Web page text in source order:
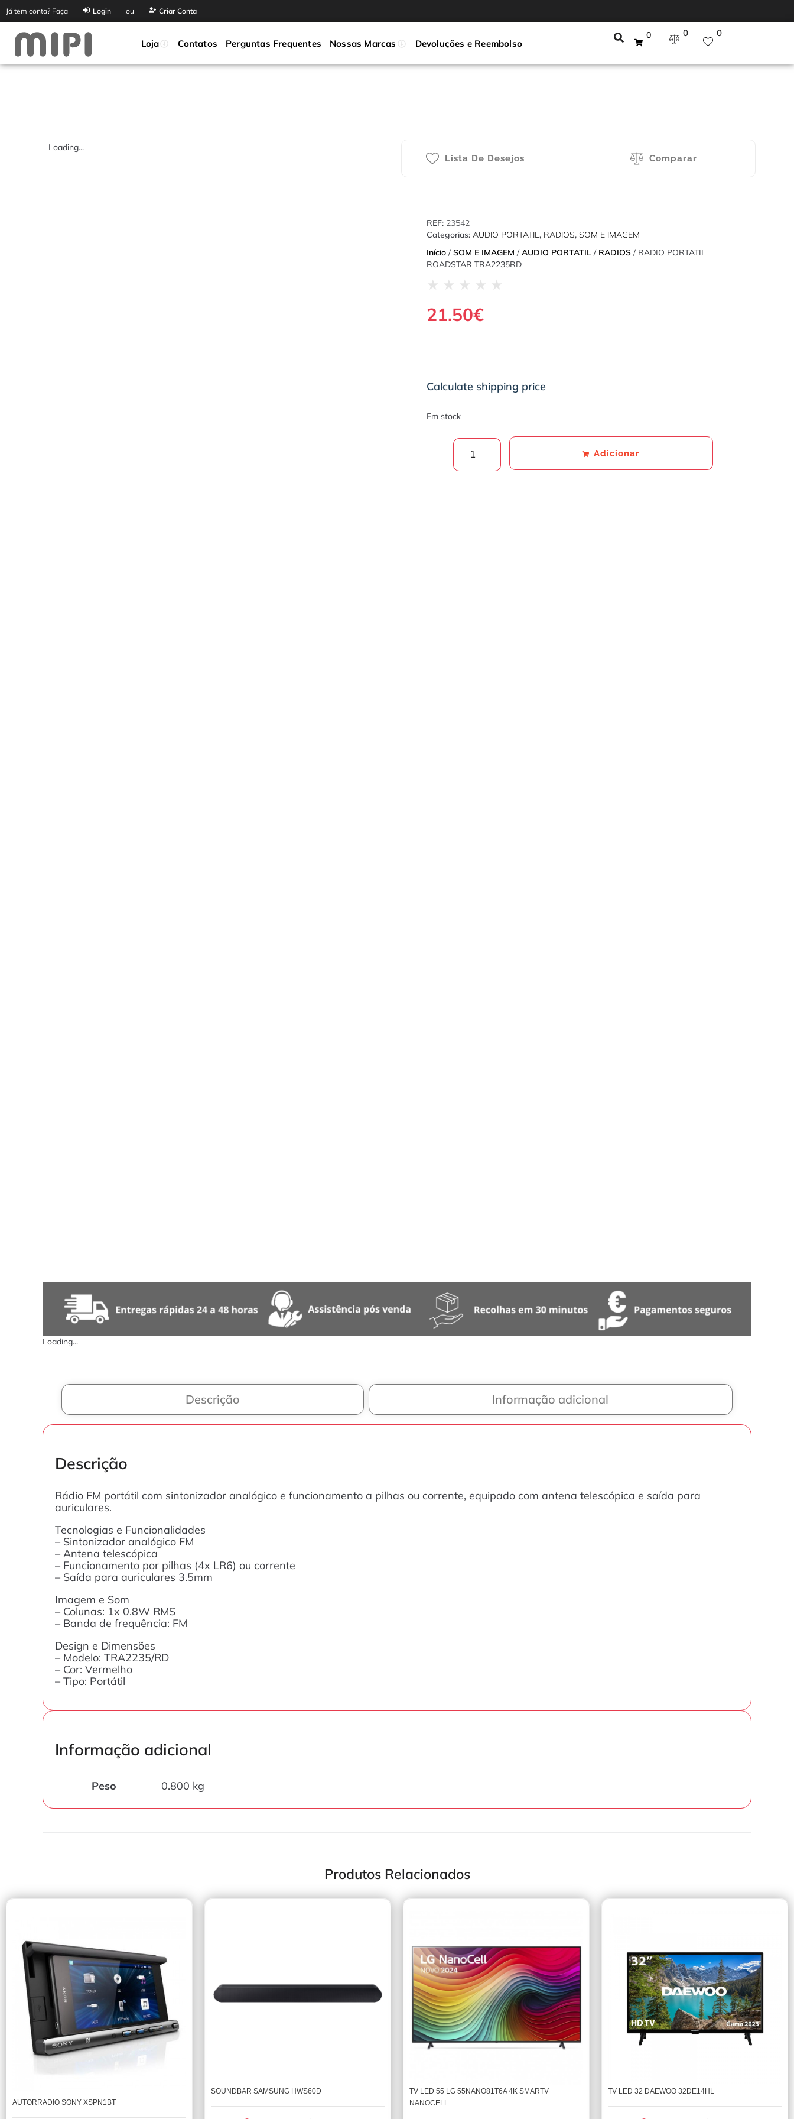
Já tem conta? Faça Login ou Criar Conta
Loja Contatos Perguntas Frequentes Nossas Marcas Devoluções e Reembolso
0 0 0
Loading...
Lista De Desejos
Comparar
REF: 23542
Categorias: AUDIO PORTATIL, RADIOS, SOM E IMAGEM
Início / SOM E IMAGEM / AUDIO PORTATIL / RADIOS / RADIO PORTATIL
ROADSTAR TRA2235RD
★ ★ ★ ★ ★
21.50€
Calculate shipping price
Em stock
Adicionar
Loading...
Descrição Informação adicional
Descrição
Rádio FM portátil com sintonizador analógico e funcionamento a pilhas ou corrente, equipado com antena telescópica e saída para
auriculares.
Tecnologias e Funcionalidades
– Sintonizador analógico FM
– Antena telescópica
– Funcionamento por pilhas (4x LR6) ou corrente
– Saída para auriculares 3.5mm
Imagem e Som
– Colunas: 1x 0.8W RMS
– Banda de frequência: FM
Design e Dimensões
– Modelo: TRA2235/RD
– Cor: Vermelho
– Tipo: Portátil
Informação adicional
Peso 0.800 kg
Produtos Relacionados
AUTORRADIO SONY XSPN1BT
SOUNDBAR SAMSUNG HWS60D
TV LED 55 LG 55NANO81T6A 4K SMARTV
NANOCELL
TV LED 32 DAEWOO 32DE14HL